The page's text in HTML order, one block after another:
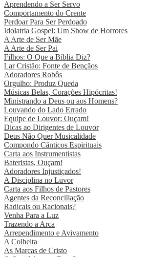
Aprendendo a Ser Servo
Comportamento do Crente
Perdoar Para Ser Perdoado
Idolatria Gospel: Um Show de Horrores
A Arte de Ser Mãe
A Arte de Ser Pai
Filhos: O Que a Bíblia Diz?
Lar Cristão: Fonte de Bençãos
Adoradores Robôs
Orgulho: Produz Queda
Músicas Belas, Corações Hipócritas!
Ministrando a Deus ou aos Homens?
Louvando do Lado Errado
Equipe de Louvor: Ouçam!
Dicas ao Dirigentes de Louvor
Deus Não Quer Musicalidade
Compondo Cânticos Espirituais
Carta aos Instrumentistas
Bateristas, Ouçam!
Adoradores Injustiçados!
A Disciplina no Luvor
Carta aos Filhos de Pastores
Agentes da Reconciliação
Radicais ou Racionais?
Venha Para a Luz
Trazendo a Arca
Arrependimento e Avivamento
A Colheita
As Marcas de Cristo